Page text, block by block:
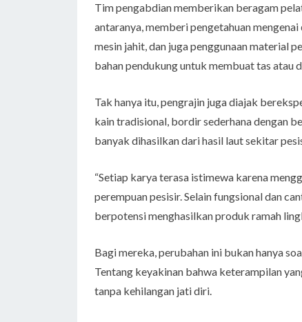
Tim pengabdian memberikan beragam
antaranya, memberi pengetahuan
mesin jahit, dan juga penggunaan material
bahan pendukung untuk membuat tas atau
Tak hanya itu, pengrajin juga diajak
kain tradisional, bordir sederhana dengan
banyak dihasilkan dari hasil laut sekitar
“Setiap karya terasa istimewa karena
perempuan pesisir. Selain fungsional dan
berpotensi menghasilkan produk ramah
Bagi mereka, perubahan ini bukan hanya
Tentang keyakinan bahwa keterampilan
tanpa kehilangan jati diri.